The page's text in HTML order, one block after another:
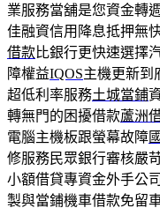
業服務當舖是您資金轉
佳融資信用降息抵押無
借款比銀行更快速選擇
障權益IQOS主機更新到
超低利率服務土城當鋪
轉無門的困擾借款蘆洲
電腦主機板跟螢幕故障
修服務民眾銀行審核嚴
小額借貸專資金外手公
製與當鋪機車借款免留